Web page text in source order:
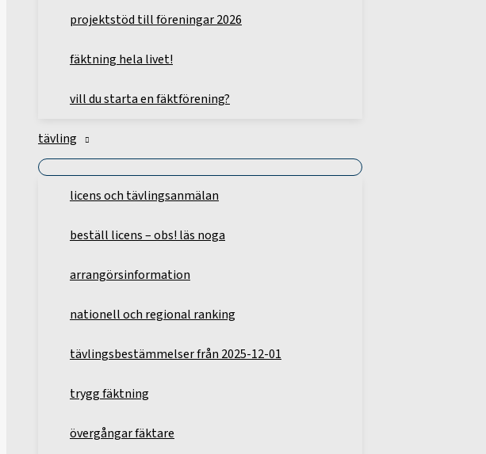
projektstöd till föreningar 2026
fäktning hela livet!
vill du starta en fäktförening?
tävling
licens och tävlingsanmälan
beställ licens – obs! läs noga
arrangörsinformation
nationell och regional ranking
tävlingsbestämmelser från 2025-12-01
trygg fäktning
övergångar fäktare